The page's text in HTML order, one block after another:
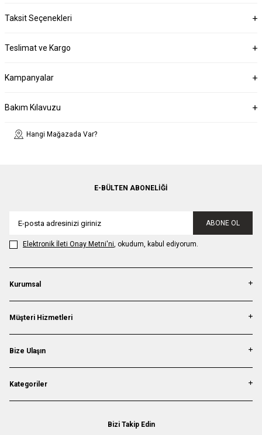
Taksit Seçenekleri
Teslimat ve Kargo
Kampanyalar
Bakım Kılavuzu
Hangi Mağazada Var?
E-BÜLTEN ABONELIĞI
ABONE OL
Elektronik İleti Onay Metni'ni, okudum, kabul ediyorum.
Kurumsal
Müşteri Hizmetleri
Bize Ulaşın
Kategoriler
Bizi Takip Edin